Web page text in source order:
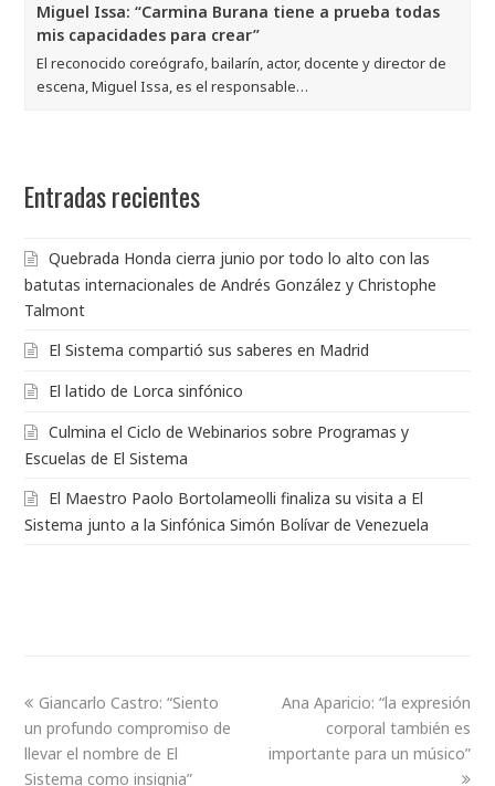
Miguel Issa: “Carmina Burana tiene a prueba todas
mis capacidades para crear”
El reconocido coreógrafo, bailarín, actor, docente y director de
escena, Miguel Issa, es el responsable…
Entradas recientes
Quebrada Honda cierra junio por todo lo alto con las
batutas internacionales de Andrés González y Christophe
Talmont
El Sistema compartió sus saberes en Madrid
El latido de Lorca sinfónico
Culmina el Ciclo de Webinarios sobre Programas y
Escuelas de El Sistema
El Maestro Paolo Bortolameolli finaliza su visita a El
Sistema junto a la Sinfónica Simón Bolívar de Venezuela
Giancarlo Castro: “Siento
un profundo compromiso de
llevar el nombre de El
Sistema como insignia”
Ana Aparicio: “la expresión
corporal también es
importante para un músico”